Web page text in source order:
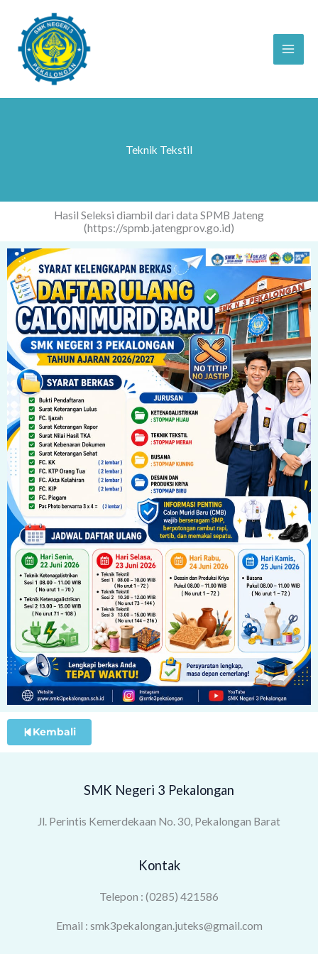
content
Teknik Tekstil
Hasil Seleksi diambil dari data SPMB Jateng
(https://spmb.jatengprov.go.id)
Kembali
SMK Negeri 3 Pekalongan
Jl. Perintis Kemerdekaan No. 30, Pekalongan Barat
Kontak
Telepon : (0285) 421586
Email : smk3pekalongan.juteks@gmail.com